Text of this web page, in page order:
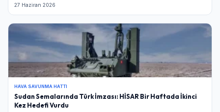
27 Haziran 2026
HAVA SAVUNMA HATTI
Sudan Semalarında Türk İmzası: HİSAR Bir Haftada İkinci
Kez Hedefi Vurdu